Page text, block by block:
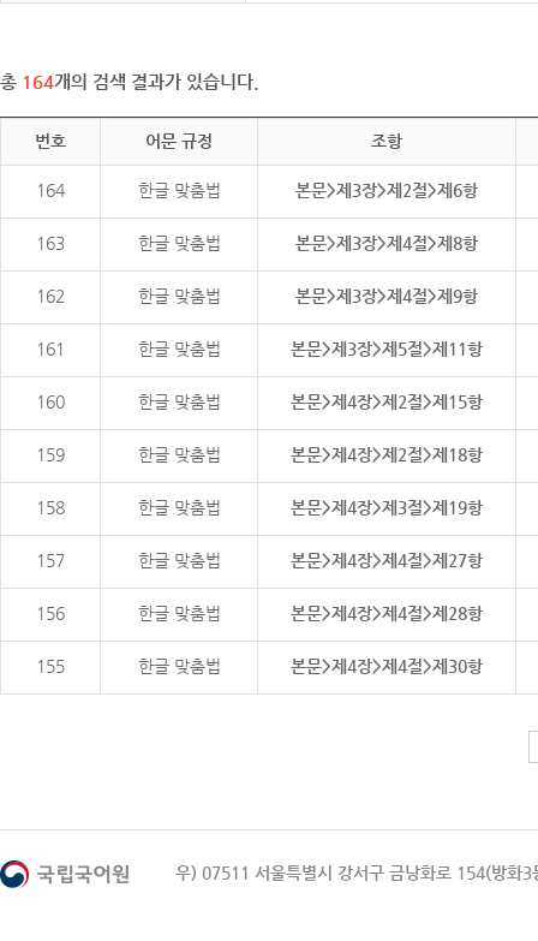
총 164개의 검색 결과가 있습니다.
번호 어문 규정 조항
164 한글 맞춤법 본문>제3장>제2절>제6항
163 한글 맞춤법 본문>제3장>제4절>제8항
162 한글 맞춤법 본문>제3장>제4절>제9항
161 한글 맞춤법 본문>제3장>제5절>제11항
160 한글 맞춤법 본문>제4장>제2절>제15항
159 한글 맞춤법 본문>제4장>제2절>제18항
158 한글 맞춤법 본문>제4장>제3절>제19항
157 한글 맞춤법 본문>제4장>제4절>제27항
156 한글 맞춤법 본문>제4장>제4절>제28항
155 한글 맞춤법 본문>제4장>제4절>제30항
우) 07511 서울특별시 강서구 금낭화로 154(방화3